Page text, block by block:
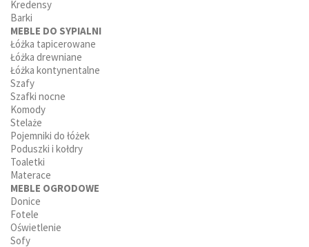
Kredensy
Barki
MEBLE DO SYPIALNI
Łóżka tapicerowane
Łóżka drewniane
Łóżka kontynentalne
Szafy
Szafki nocne
Komody
Stelaże
Pojemniki do łóżek
Poduszki i kołdry
Toaletki
Materace
MEBLE OGRODOWE
Donice
Fotele
Oświetlenie
Sofy